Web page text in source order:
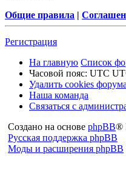
Общие правила |
Регистрация
На главную Список
Часовой пояс: UTC
Удалить cookies форума
Наша команда
Связаться с
Создано на основе phpBB®
Русская поддержка phpBB
Моды и расширения phpBB